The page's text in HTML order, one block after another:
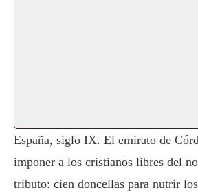
España, siglo IX. El emirato de
imponer a los cristianos libres del
tributo: cien doncellas para nutrir